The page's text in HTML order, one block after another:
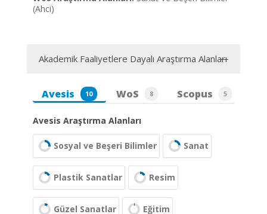
(Ahci)
Akademik Faaliyetlere Dayalı Araştırma Alanları
Avesis 10 WoS 8 Scopus 5
Avesis Araştırma Alanları
Sosyal ve Beşeri Bilimler Sanat
Plastik Sanatlar Resim
Güzel Sanatlar Eğitim